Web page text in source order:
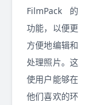
FilmPack 的
功能，以便更
方便地编辑和
处理照片。这
使用户能够在
他们喜欢的环